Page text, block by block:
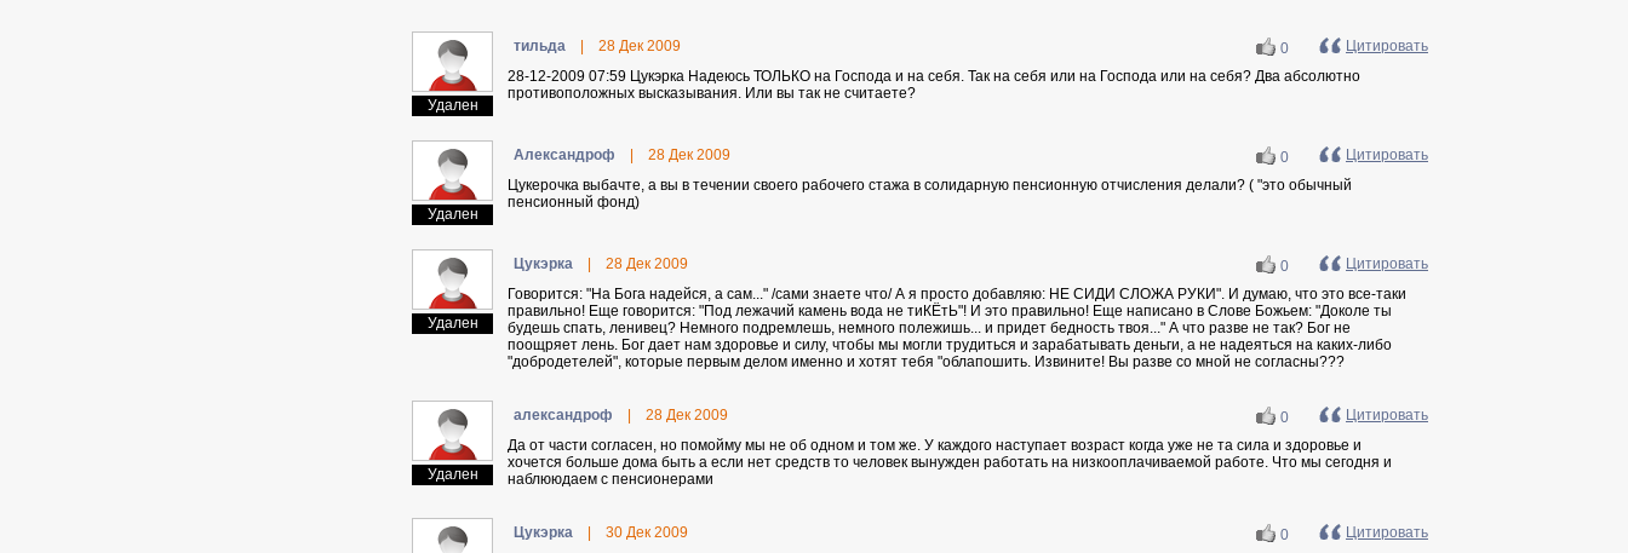
Удален
тильдa 28 Дек 2009 0
Цитировать
28-12-2009 07:59 Цyкэpкa Надеюсь ТОЛЬКО на Господа и на себя. Так на себя или на Господа или на себя? Два абсолютно
противоположных высказывания. Или вы так не считаете?
Удален
Aлeкcaндpoф 28 Дек 2009 0
Цитировать
Цукерочка выбачте, а вы в течении своего рабочего стажа в солидарную пенсионную отчисления делали? ( "это обычный
пенсионный фонд)
Удален
Цyкэpкa 28 Дек 2009 0
Цитировать
Говорится: "На Бога надейся, а сам..." /сами знаете что/ А я просто добавляю: НЕ СИДИ СЛОЖА РУКИ". И думаю, что это все-таки
правильно! Еще говорится: "Под лежачий камень вода не тиКЁтЬ"! И это правильно! Еще написано в Слове Божьем: "Доколе ты
будешь спать, ленивец? Немного подремлешь, немного полежишь... и придет бедность твоя..." А что разве не так? Бог не
поощряет лень. Бог дает нам здоровье и силу, чтобы мы могли трудиться и зарабатывать деньги, а не надеяться на каких-либо
"добродетелей", которые первым делом именно и хотят тебя "облапошить. Извините! Вы разве со мной не согласны???
Удален
aлeкcaндpoф 28 Дек 2009 0
Цитировать
Да от части согласен, но помойму мы не об одном и том же. У каждого наступает возраст когда уже не та сила и здоровье и
хочется больше дома быть а если нет средств то человек вынужден работать на низкооплачиваемой работе. Что мы сегодня и
наблююдаем с пенсионерами
Цyкэpкa 30 Дек 2009 0
Цитировать